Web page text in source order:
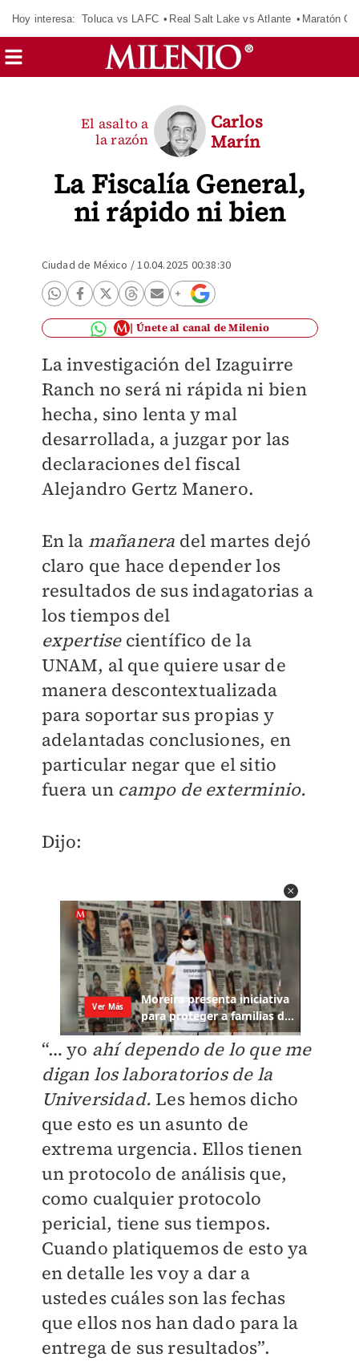
Hoy interesa: Toluca vs LAFC Real Salt Lake vs Atlante Maratón
La Fiscalía General,
ni rápido ni bien
El asalto a
la razón
Carlos
Marín
Ciudad de México /10.04.2025 00:38:30
Únete al canal de Milenio
La investigación del Izaguirre
Ranch no será ni rápida ni bien
hecha, sino lenta y mal
desarrollada, a juzgar por las
declaraciones del fiscal
Alejandro Gertz Manero.
En la mañanera del martes dejó
claro que hace depender los
resultados de sus indagatorias a
los tiempos del
expertisecientífico de la
UNAM, al que quiere usar de
manera descontextualizada
para soportar sus propias y
adelantadas conclusiones, en
particular negar que el sitio
fuera un campo de exterminio.
Dijo:
“… yo ahí dependo de lo que me
digan los laboratorios de la
Universidad.Les hemos dicho
que esto es un asunto de
extrema urgencia. Ellos tienen
un protocolo de análisis que,
como cualquier protocolo
pericial, tiene sus tiempos.
Cuando platiquemos de esto ya
en detalle les voy a dar a
ustedes cuáles son las fechas
que ellos nos han dado para la
entrega de sus resultados”.